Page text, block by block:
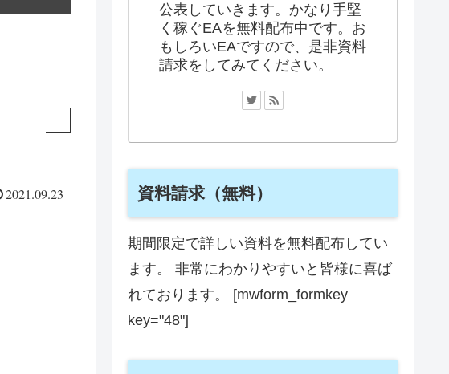
2021.09.23
公表していきます。かなり手堅
く稼ぐEAを無料配布中です。お
もしろいEAですので、是非資料
請求をしてみてください。
資料請求（無料）
期間限定で詳しい資料を無料配布してい
ます。 非常にわかりやすいと皆様に喜ば
れております。 [mwform_formkey
key="48"]